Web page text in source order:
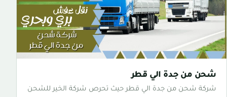
شحن من جدة الي قطر
شركة شحن من جدة الي قطر حيث تحرص شركة الخير للشحن